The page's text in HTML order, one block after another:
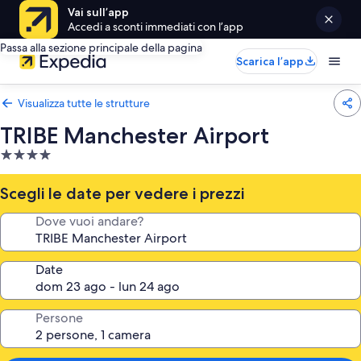
Vai sull’app
Accedi a sconti immediati con l’app
Passa alla sezione principale della pagina
Scarica l’app
Visualizza tutte le strutture
TRIBE Manchester Airport
Struttura
a
4.0
stelle
Scegli le date per vedere i prezzi
Dove vuoi andare?
Date
Persone